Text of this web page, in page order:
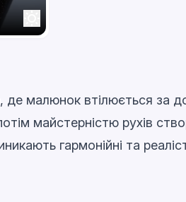
де малюнок втілюється за
майстерністю рухів
гармонійні та